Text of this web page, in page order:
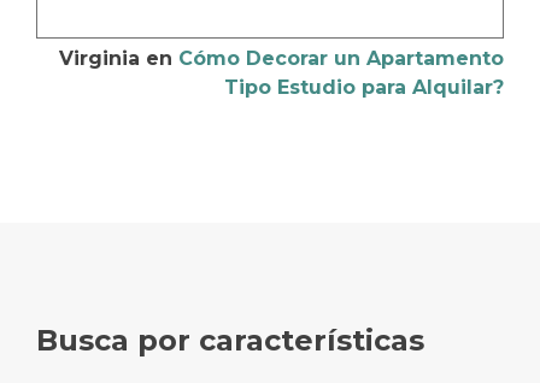
Virginia en Cómo Decorar un Apartamento
Tipo Estudio para Alquilar?
Busca por características